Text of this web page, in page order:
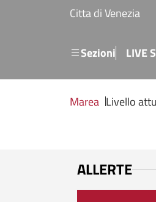
Salta al contenuto principale
Citta di Venezia
SezioniMenu
LIVE
Marea Livello
ALLERTE